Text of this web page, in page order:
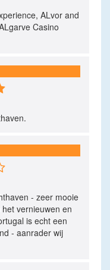
ALvor and
Casino
- zeer mooie
vernieuwen en
is echt een
- aanrader wij